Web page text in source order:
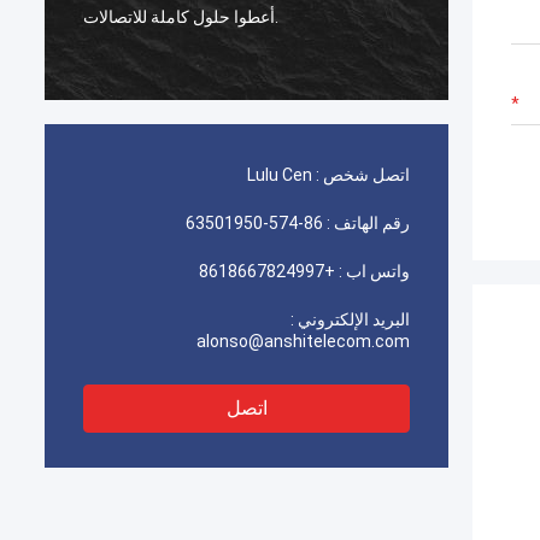
أعطوا حلول كاملة للاتصالات.
اتصل شخص : Lulu Cen
رقم الهاتف : 86-574-63501950
واتس اب : +8618667824997
البريد الإلكتروني :
alonso@anshitelecom.com
اتصل